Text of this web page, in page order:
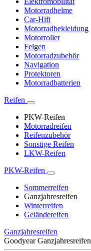
Motorradhelme
Car-Hifi
Motorradbekleidung
Motorroller
Felgen
Motorradzubehör
Navigation
Protektoren
Motorradbatterien
Reifen
PKW-Reifen
Motorradreifen
Reifenzubehör
Sonstige Reifen
LKW-Reifen
PKW-Reifen
Sommerreifen
Ganzjahresreifen
Winterreifen
Geländereifen
Ganzjahresreifen
Goodyear Ganzjahresreifen